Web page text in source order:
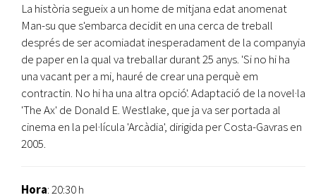
La història segueix a un home de mitjana edat anomenat
Man-su que s'embarca decidit en una cerca de treball
després de ser acomiadat inesperadament de la companyia
de paper en la qual va treballar durant 25 anys. 'Si no hi ha
una vacant per a mi, hauré de crear una perquè em
contractin. No hi ha una altra opció'. Adaptació de la novel·la
'The Ax' de Donald E. Westlake, que ja va ser portada al
cinema en la pel·lícula 'Arcàdia', dirigida per Costa-Gavras en
2005.
Hora: 20:30 h